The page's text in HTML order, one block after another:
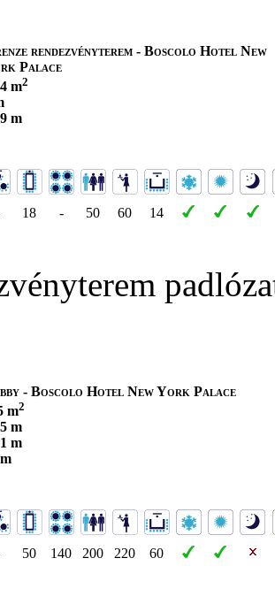
rendezvényterem - Boscolo Hotel New
Palace
m2
m
18 - 50 60 14
- Boscolo Hotel New York Palace
m2
m
m
50 140 200 220 60